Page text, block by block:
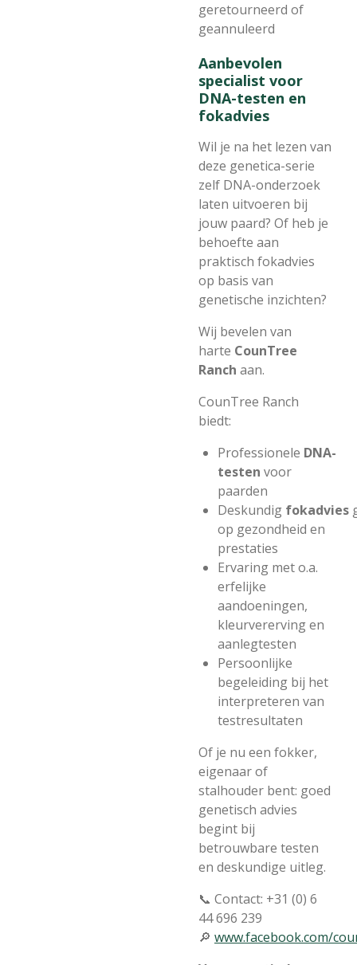
geretourneerd of
geannuleerd
Aanbevolen
specialist voor
DNA-testen en
fokadvies
Wil je na het lezen van
deze genetica-serie
zelf DNA-onderzoek
laten uitvoeren bij
jouw paard? Of heb je
behoefte aan
praktisch fokadvies
op basis van
genetische inzichten?
Wij bevelen van
harte CounTree
Ranch aan.
CounTree Ranch
biedt:
Professionele DNA-
testen voor
paarden
Deskundig fokadvies
op gezondheid en
prestaties
Ervaring met o.a.
erfelijke
aandoeningen,
kleurvererving en
aanlegtesten
Persoonlijke
begeleiding bij het
interpreteren van
testresultaten
Of je nu een fokker,
eigenaar of
stalhouder bent: goed
genetisch advies
begint bij
betrouwbare testen
en deskundige uitleg.
📞 Contact: +31 (0) 6
44 696 239
🔎 www.facebook.com/